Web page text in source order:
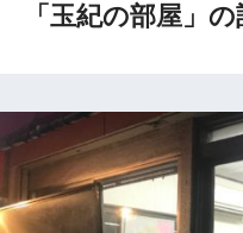
「玉紀の部屋」